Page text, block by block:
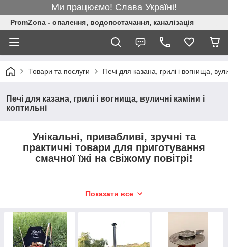
Ми працюємо! Слава Україні!
PromZona - опалення, водопостачання, каналізація
Товари та послуги Печі для казана, грилі і вогнища,
Печі для казана, грилі і вогнища, вуличні каміни і
коптильні
Унікальні, привабливі, зручні та
практичні товари для приготування
смачної їжі на свіжому повітрі!
повітрі;
кафе і ресторанів;
банних комплексів;
Показати все